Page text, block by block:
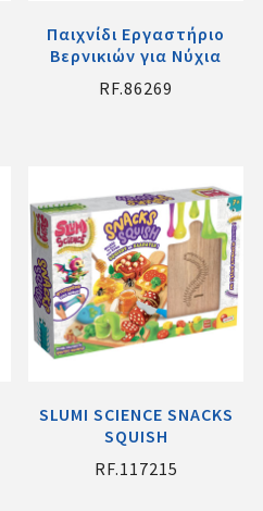
Παιχνίδι Εργαστήριο
Βερνικιών για Νύχια
RF.86269
SLUMI SCIENCE SNACKS
SQUISH
RF.117215